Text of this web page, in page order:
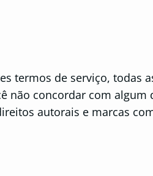
termos de serviço, todas
não concordar com
autorais e marcas